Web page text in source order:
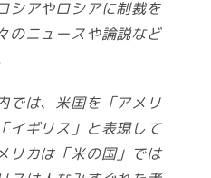
シアやロシアに制裁を
のニュースや論説など
では、米国を「アメリ
イギリス」と表現して
リカは「米の国」では